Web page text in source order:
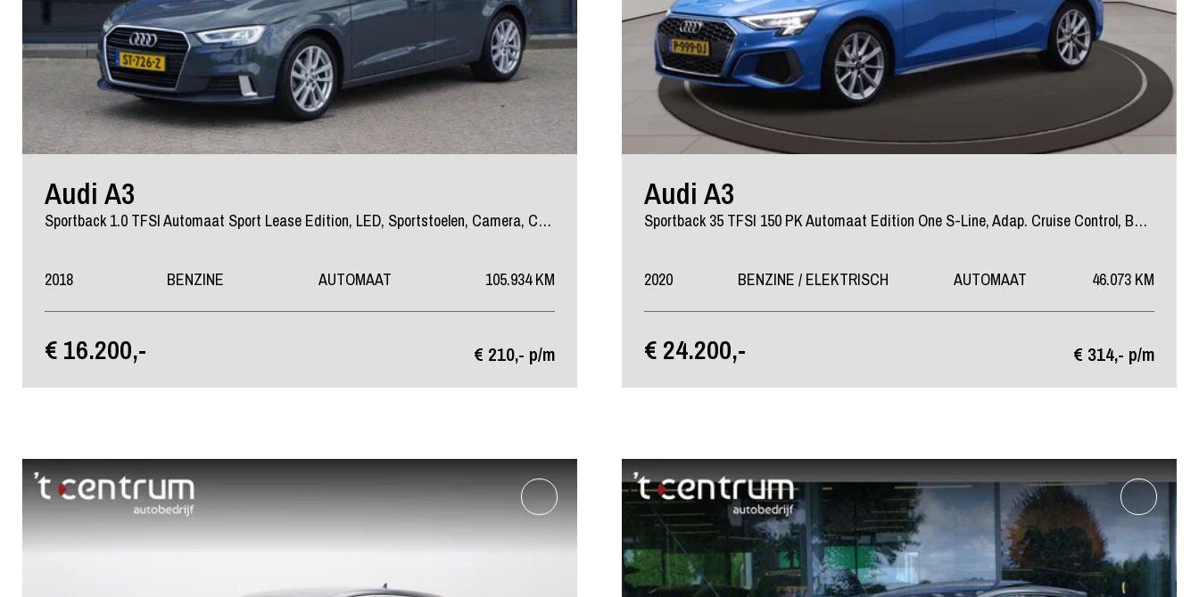
Audi A3
Sportback 1.0 TFSI Automaat Sport Lease Edition, LED, Sportstoelen, Camera, Cruise Control
2018 BENZINE AUTOMAAT 105.934 KM
€ 16.200,- € 210,- p/m
Audi A3
Sportback 35 TFSI 150 PK Automaat Edition One S-Line, Adap. Cruise Control, B&O sound, Stoelverwarming,
2020 BENZINE / ELEKTRISCH AUTOMAAT 46.073 KM
€ 24.200,- € 314,- p/m